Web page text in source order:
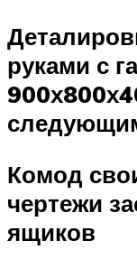
руками с
Комод
чертежи
ящиков